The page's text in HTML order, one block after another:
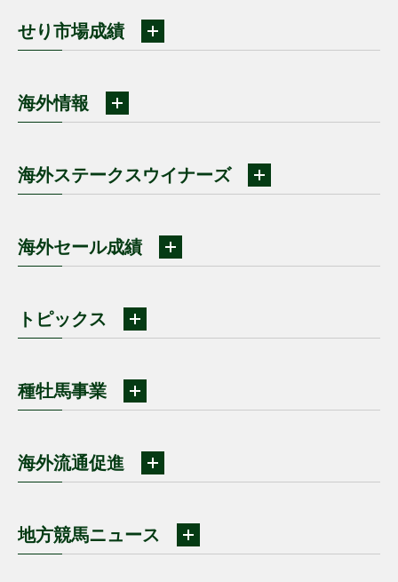
せり市場成績
海外情報
海外ステークスウイナーズ
海外セール成績
トピックス
種牡馬事業
海外流通促進
地方競馬ニュース